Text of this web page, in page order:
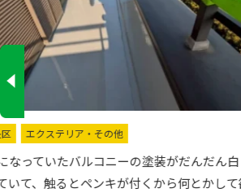
掛川市 水回りリフォーム
流し台の水栓が壊れたので直してほし
いただきました。確認した所、水栓の